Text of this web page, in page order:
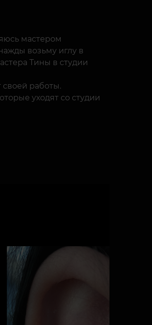
мастером
возьму иглу в
Тины в студии
работы.
уходят со студии